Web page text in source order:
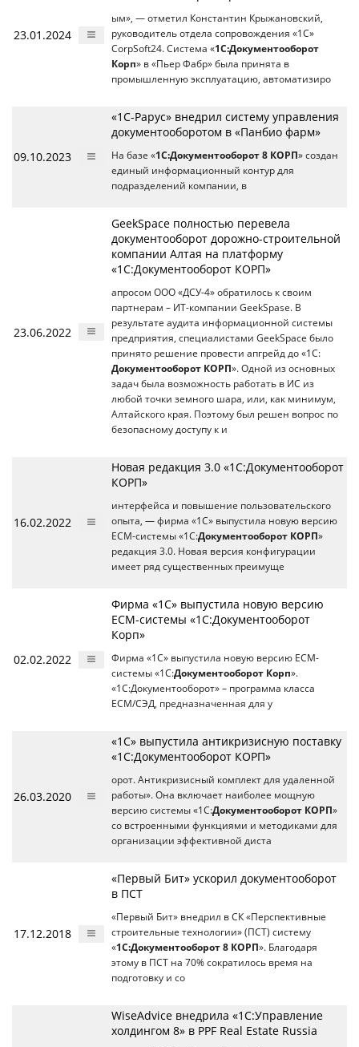
23.01.2024
ым», — отметил Константин Крыжановский,
руководитель отдела сопровождения «1С»
CorpSoft24. Система «1С:Документооборот
Корп» в «Пьер Фабр» была принята в
промышленную эксплуатацию, автоматизиро
09.10.2023
«1С-Рарус» внедрил систему управления
документооборотом в «Панбио фарм»
На базе «1С:Документооборот 8 КОРП» создан
единый информационный контур для
подразделений компании, в
23.06.2022
GeekSpace полностью перевела
документооборот дорожно-строительной
компании Алтая на платформу
«1С:Документооборот КОРП»
апросом ООО «ДСУ-4» обратилось к своим
партнерам – ИТ-компании GeekSpase. В
результате аудита информационной системы
предприятия, специалистами GeekSpace было
принято решение провести апгрейд до «1С:
Документооборот КОРП». Одной из основных
задач была возможность работать в ИС из
любой точки земного шара, или, как минимум,
Алтайского края. Поэтому был решен вопрос по
безопасному доступу к и
16.02.2022
Новая редакция 3.0 «1С:Документооборот
КОРП»
интерфейса и повышение пользовательского
опыта, — фирма «1С» выпустила новую версию
ECM-системы «1С:Документооборот КОРП»
редакция 3.0. Новая версия конфигурации
имеет ряд существенных преимуще
02.02.2022
Фирма «1С» выпустила новую версию
ECM-системы «1С:Документооборот
Корп»
Фирма «1С» выпустила новую версию ECM-
системы «1С:Документооборот Корп».
«1С:Документооборот» – программа класса
ECM/CЭД, предназначенная для у
26.03.2020
«1С» выпустила антикризисную поставку
«1С:Документооборот КОРП»
орот. Антикризисный комплект для удаленной
работы». Она включает наиболее мощную
версию системы «1С:Документооборот КОРП»
со встроенными функциями и методиками для
организации эффективной диста
17.12.2018
«Первый Бит» ускорил документооборот
в ПСТ
«Первый Бит» внедрил в СК «Перспективные
строительные технологии» (ПСТ) систему
«1С:Документооборот 8 КОРП». Благодаря
этому в ПСТ на 70% сократилось время на
подготовку и со
WiseAdvice внедрила «1С:Управление
холдингом 8» в PPF Real Estate Russia